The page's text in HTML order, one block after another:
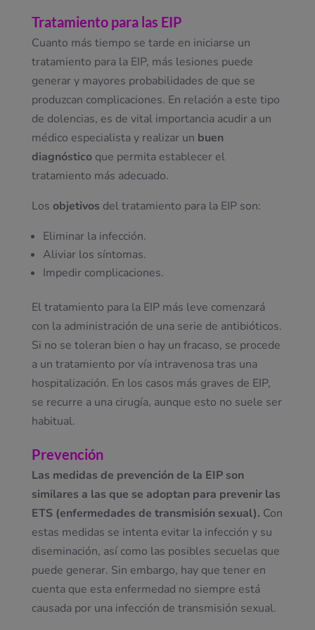
Tratamiento para las EIP
Cuanto más tiempo se tarde en iniciarse un
tratamiento para la EIP, más lesiones puede
generar y mayores probabilidades de que se
produzcan complicaciones. En relación a este tipo
de dolencias, es de vital importancia acudir a un
médico especialista y realizar un buen
diagnósticoque permita establecer el
tratamiento más adecuado.
Los objetivos del tratamiento para la EIP son:
Eliminar la infección.
Aliviar los síntomas.
Impedir complicaciones.
El tratamiento para la EIP más leve comenzará
con la administración de una serie de antibióticos.
Si no se toleran bien o hay un fracaso, se procede
a un tratamiento por vía intravenosa tras una
hospitalización. En los casos más graves de EIP,
se recurre a una cirugía, aunque esto no suele ser
habitual.
Prevención
Las medidas de prevención de la EIP son
similares a las que se adoptan para prevenir las
ETS (enfermedades de transmisión sexual). Con
estas medidas se intenta evitar la infección y su
diseminación, así como las posibles secuelas que
puede generar. Sin embargo, hay que tener en
cuenta que esta enfermedad no siempre está
causada por una infección de transmisión sexual.